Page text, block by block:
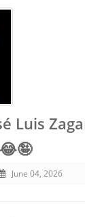
Luis
June 04, 2026